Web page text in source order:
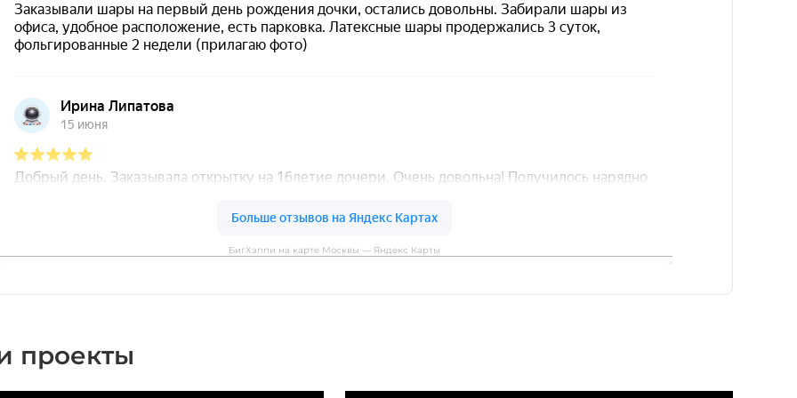
БигХэппи на карте Москвы — Яндекс Карты
проекты